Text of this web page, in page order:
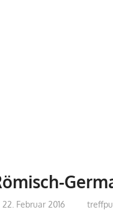
22. Februar 2016